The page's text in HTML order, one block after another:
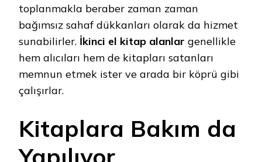
toplanmakla beraber zaman zaman
bağımsız sahaf dükkanları olarak da hizmet
sunabilirler. İkinci el kitap alanlar genellikle
hem alıcıları hem de kitapları satanları
memnun etmek ister ve arada bir köprü gibi
çalışırlar.
Kitaplara Bakım da